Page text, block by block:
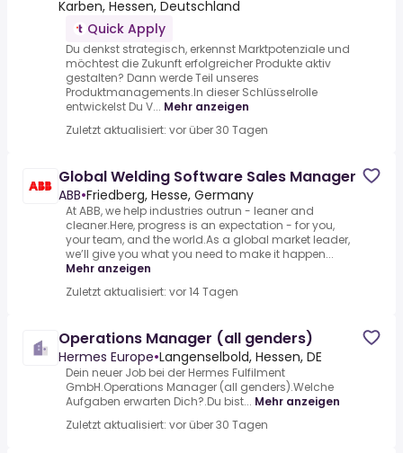
Karben, Hessen, Deutschland
Quick Apply
Du denkst strategisch, erkennst Marktpotenziale und
möchtest die Zukunft erfolgreicher Produkte aktiv
gestalten? Dann werde Teil unseres
Produktmanagements.In dieser Schlüsselrolle
entwickelst Du V... Mehr anzeigen
Zuletzt aktualisiert: vor über 30 Tagen
Global Welding Software Sales Manager
ABB•Friedberg, Hesse, Germany
At ABB, we help industries outrun - leaner and
cleaner.Here, progress is an expectation - for you,
your team, and the world.As a global market leader,
we’ll give you what you need to make it happen...
Mehr anzeigen
Zuletzt aktualisiert: vor 14 Tagen
Operations Manager (all genders)
Hermes Europe•Langenselbold, Hessen, DE
Dein neuer Job bei der Hermes Fulfilment
GmbH.Operations Manager (all genders).Welche
Aufgaben erwarten Dich?.Du bist... Mehr anzeigen
Zuletzt aktualisiert: vor über 30 Tagen